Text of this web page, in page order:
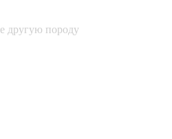
другую породу